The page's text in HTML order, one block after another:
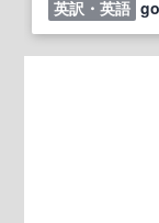
英訳・英語